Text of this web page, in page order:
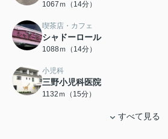
1067ｍ（14分）
喫茶店・カフェ
シャドーロール
1088ｍ（14分）
小児科
三野小児科医院
1132ｍ（15分）
すべて見る